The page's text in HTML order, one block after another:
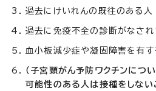
過去にけいれんの既往のある人
過去に免疫不全の診断がなされ
血小板減少症や凝固障害を有す
（子宮頸がん予防ワクチンにつ
可能性のある人は接種をしない